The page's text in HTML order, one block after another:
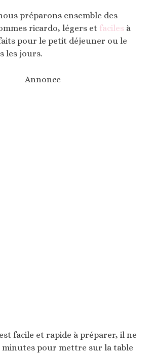
préparons ensemble des
ricardo, légers et faciles à
pour le petit déjeuner ou le
les jours.
Annonce
facile et rapide à préparer, il ne
minutes pour mettre sur la table